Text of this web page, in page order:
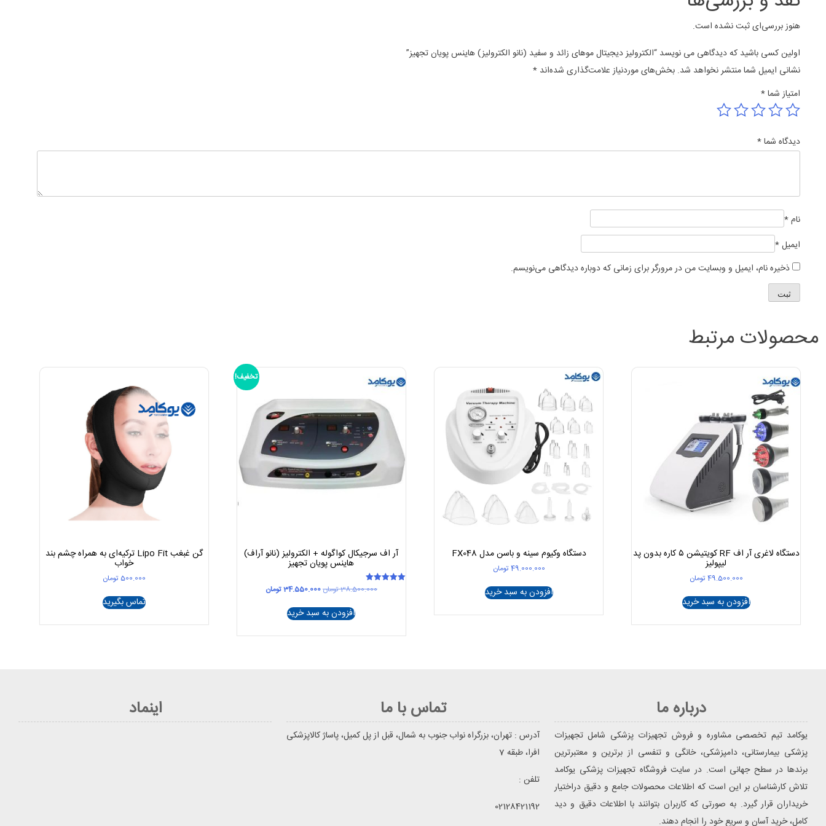
هنوز بررسی‌ای ثبت نشده است.
اولین کسی باشید که دیدگاهی می نویسد “الکترولیز دیجیتال موهای زائد و سفید (نانو الکترولیز) هاینس پویان تجهیز”
نشانی ایمیل شما منتشر نخواهد شد. بخش‌های موردنیاز علامت‌گذاری شده‌اند *
امتیاز شما*
دیدگاه شما*
نام*
ایمیل*
ذخیره نام، ایمیل و وبسایت من در مرورگر برای زمانی که دوباره دیدگاهی می‌نویسم.
محصولات مرتبط
دستگاه لاغری آر اف RF کویتیشن ۵ کاره بدون پد
لیپولیز
49.500.000 تومان
افزودن به سبد خرید
دستگاه وکیوم سینه و باسن مدل FX048
49.000.000 تومان
افزودن به سبد خرید
تخفیف!
آر اف سرجیکال کواگوله + الکترولیز (نانو آراف)
هاینس پویان تجهیز
38.500.000تومانقیمت
بود.
34.550.000تومان
افزودن به سبد خرید
گن غبغب Lipo Fit ترکیه‌ای به همراه چشم بند
خواب
500.000 تومان
تماس بگیرید
درباره ما
یوکامد تیم تخصصی مشاوره و فروش تجهیزات پزشکی شامل تجهیزات
پزشکی بیمارستانی، دامپزشکی، خانگی و تنفسی از برترین و معتبرترین
برندها در سطح جهانی است. در سایت فروشگاه تجهیزات پزشکی یوکامد
تلاش کارشناسان بر این است که اطلاعات محصولات جامع و دقیق دراختیار
خریداران قرار گیرد. به صورتی که کاربران بتوانند با اطلاعات دقیق و دید
کامل، خرید آسان و سریع خود را انجام دهند.
تماس با ما
آدرس : تهران، بزرگراه نواب جنوب به شمال، قبل از پل کمیل، پاساژ کالاپزشکی
افرا، طبقه 7
تلفن :
02128421192
اینماد